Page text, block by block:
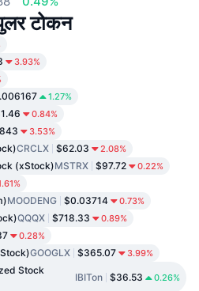
टोकन
3.93%
1.27%
0.84%
3.53%
CRCLX $62.03 2.08%
(xStock)MSTRX $97.72 0.22%
MOODENG $0.03714 0.73%
QQQX $718.33 0.89%
0.28%
GOOGLX $365.07 3.99%
Stock
IBITon $36.53 0.26%